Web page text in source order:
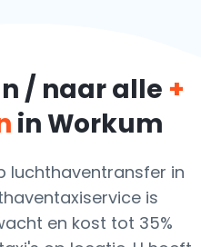
/ naar alle +
in Workum
luchthaventransfer in
is
en kost tot 35%